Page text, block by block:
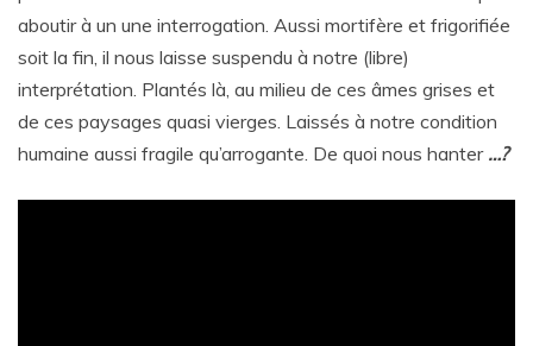
aboutir à un une interrogation. Aussi mortifère et frigorifiée
soit la fin, il nous laisse suspendu à notre (libre)
interprétation. Plantés là, au milieu de ces âmes grises et
de ces paysages quasi vierges. Laissés à notre condition
humaine aussi fragile qu’arrogante. De quoi nous hanter …?